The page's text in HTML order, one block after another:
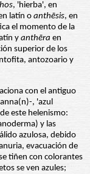
, 'hierba', en
latín o anthēsis, en
el momento de la
yanthēra en
superior de los
antozoario y
con el antiguo
, 'azul
este helenismo:
y las
azulosa, debido
evacuación de
tiñen con colorantes
se ven azules;